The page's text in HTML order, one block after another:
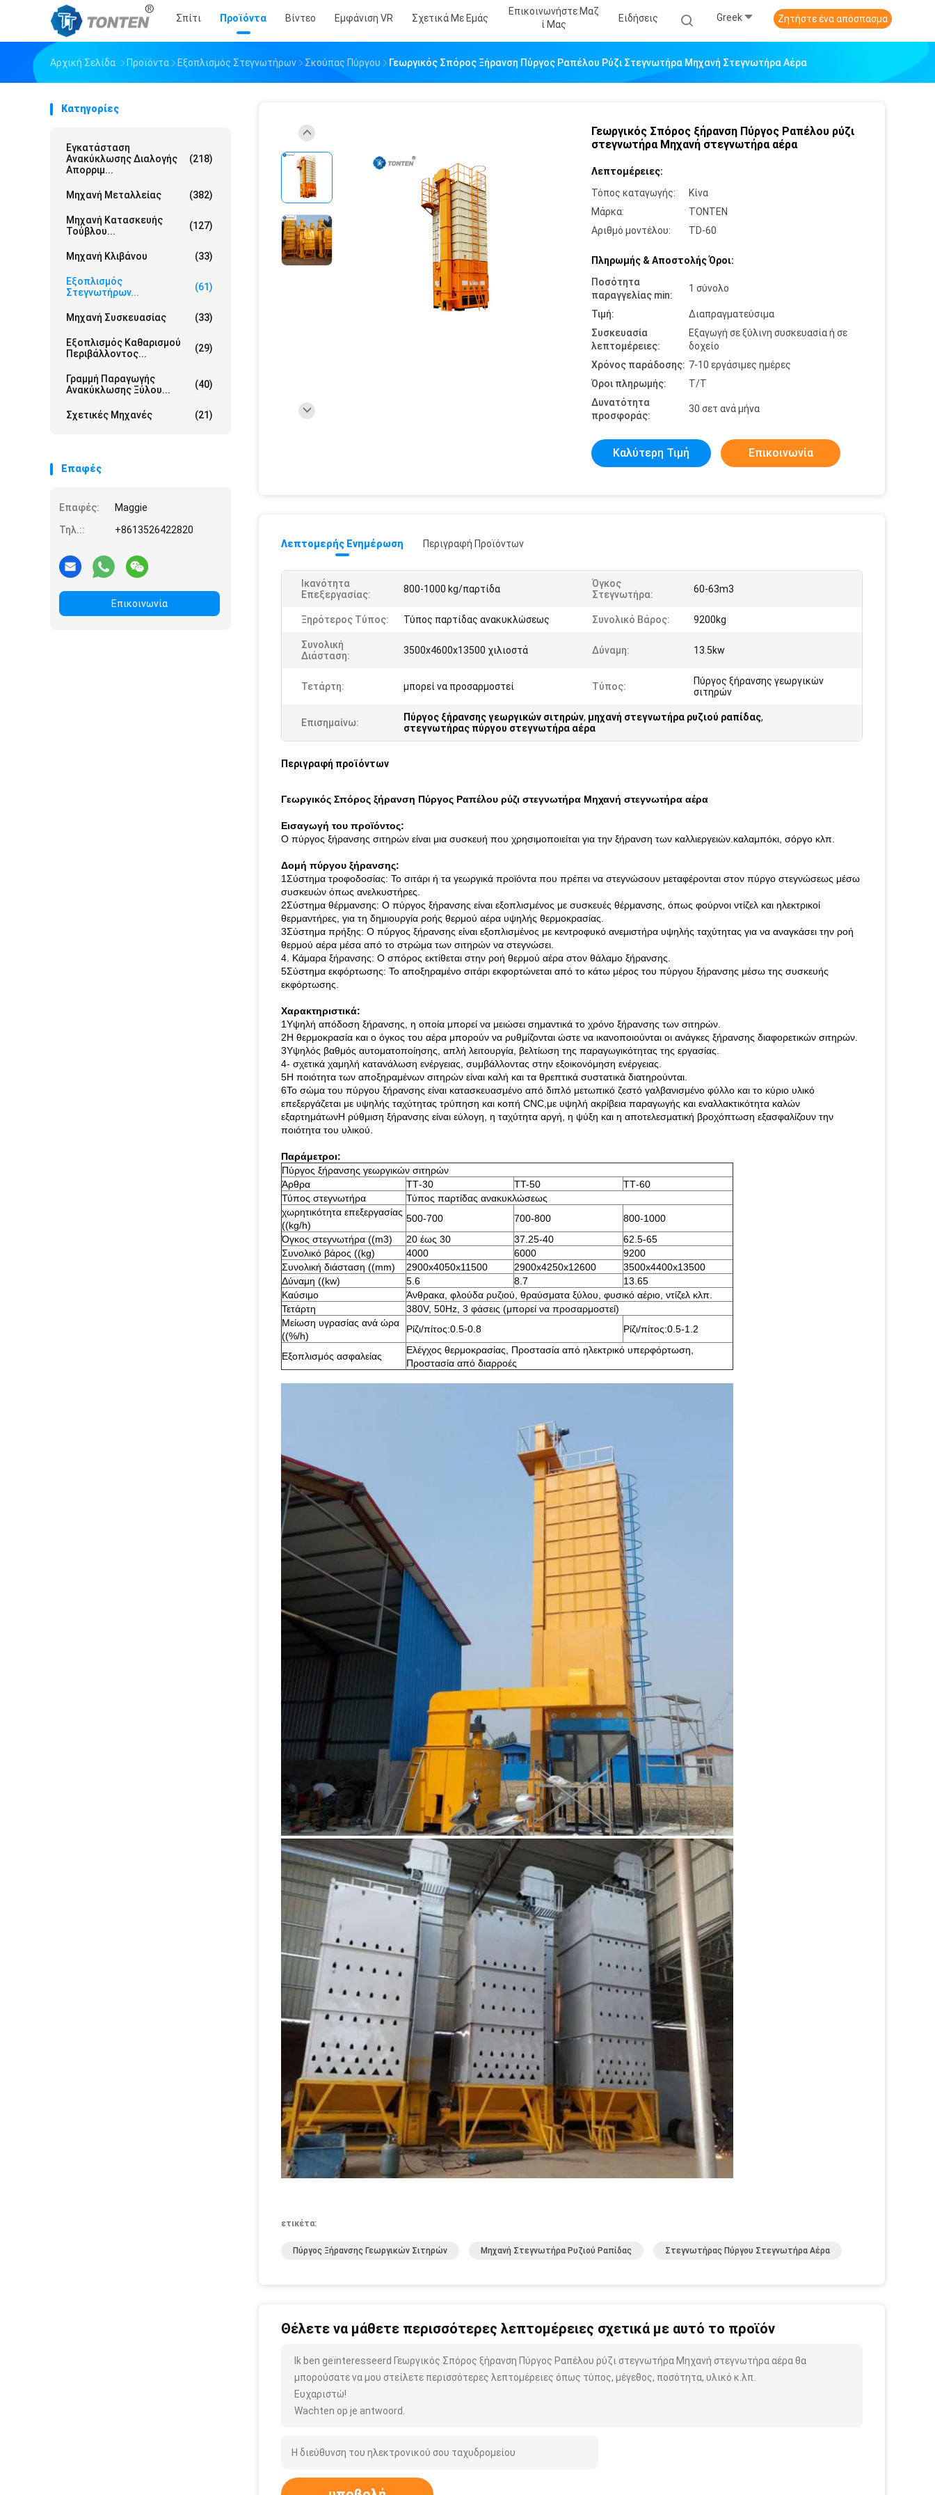
Σπίτι Προϊόντα Βίντεο Εμφάνιση VR Σχετικά Με Εμάς
Επικοινωνήστε Μαζ
Ί Μας
Ειδήσεις Greek Ζητήστε ένα απόσπασμα
Αρχική Σελίδα Προϊόντα Εξοπλισμός Στεγνωτήρων Σκούπας Πύργου Γεωργικός Σπόρος Ξήρανση Πύργος Ραπέλου Ρύζι Στεγνωτήρα Μηχανή Στεγνωτήρα Αέρα
Κατηγορίες
Εγκατάσταση
Ανακύκλωσης Διαλογής
Απορριμ...
(218)
Μηχανή Μεταλλείας (382)
Μηχανή Κατασκευής
Τούβλου...
(127)
Μηχανή Κλιβάνου (33)
Εξοπλισμός
Στεγνωτήρων...
(61)
Μηχανή Συσκευασίας (33)
Εξοπλισμός Καθαρισμού
Περιβάλλοντος...
(29)
Γραμμή Παραγωγής
Ανακύκλωσης Ξύλου...
(40)
Σχετικές Μηχανές (21)
Επαφές
Επαφές:
Maggie
Τηλ.::
+8613526422820
Επικοινωνία
Γεωργικός Σπόρος ξήρανση Πύργος Ραπέλου ρύζι
στεγνωτήρα Μηχανή στεγνωτήρα αέρα
Λεπτομέρειες:
Τόπος καταγωγής:
Κίνα
Μάρκα:
TONTEN
Αριθμό μοντέλου:
TD-60
Πληρωμής & Αποστολής Όροι:
Ποσότητα
παραγγελίας min:
1 σύνολο
Τιμή:
Διαπραγματεύσιμα
Συσκευασία
λεπτομέρειες:
Εξαγωγή σε ξύλινη συσκευασία ή σε
δοχείο
Χρόνος παράδοσης: 7-10 εργάσιμες ημέρες
Όροι πληρωμής:
Τ/Τ
Δυνατότητα
προσφοράς:
30 σετ ανά μήνα
Καλύτερη Τιμή Επικοινωνία
Λεπτομερής Ενημέρωση Περιγραφή Προϊόντων
Ικανότητα
Επεξεργασίας:
800-1000 kg/παρτίδα
Όγκος
Στεγνωτήρα:
60-63m3
Ξηρότερος Τύπος: Τύπος παρτίδας ανακυκλώσεως Συνολικό Βάρος: 9200kg
Συνολική
Διάσταση:
3500x4600x13500 χιλιοστά Δύναμη: 13.5kw
Τετάρτη: μπορεί να προσαρμοστεί Τύπος:
Πύργος ξήρανσης γεωργικών
σιτηρών
Επισημαίνω: Πύργος ξήρανσης γεωργικών σιτηρών, μηχανή στεγνωτήρα ρυζιού ραπίδας,
στεγνωτήρας πύργου στεγνωτήρα αέρα
Περιγραφή προϊόντων
Γεωργικός Σπόρος ξήρανση Πύργος Ραπέλου ρύζι στεγνωτήρα Μηχανή στεγνωτήρα αέρα
Εισαγωγή του προϊόντος:
Ο πύργος ξήρανσης σιτηρών είναι μια συσκευή που χρησιμοποιείται για την ξήρανση των καλλιεργειών.καλαμπόκι, σόργο κλπ.
Δομή πύργου ξήρανσης:
1Σύστημα τροφοδοσίας: Το σιτάρι ή τα γεωργικά προϊόντα που πρέπει να στεγνώσουν μεταφέρονται στον πύργο στεγνώσεως μέσω
συσκευών όπως ανελκυστήρες.
2Σύστημα θέρμανσης: Ο πύργος ξήρανσης είναι εξοπλισμένος με συσκευές θέρμανσης, όπως φούρνοι ντίζελ και ηλεκτρικοί
θερμαντήρες, για τη δημιουργία ροής θερμού αέρα υψηλής θερμοκρασίας.
3Σύστημα πρήξης: Ο πύργος ξήρανσης είναι εξοπλισμένος με κεντροφυκό ανεμιστήρα υψηλής ταχύτητας για να αναγκάσει την ροή
θερμού αέρα μέσα από το στρώμα των σιτηρών να στεγνώσει.
4. Κάμαρα ξήρανσης: Ο σπόρος εκτίθεται στην ροή θερμού αέρα στον θάλαμο ξήρανσης.
5Σύστημα εκφόρτωσης: Το αποξηραμένο σιτάρι εκφορτώνεται από το κάτω μέρος του πύργου ξήρανσης μέσω της συσκευής
εκφόρτωσης.
Χαρακτηριστικά:
1Υψηλή απόδοση ξήρανσης, η οποία μπορεί να μειώσει σημαντικά το χρόνο ξήρανσης των σιτηρών.
2Η θερμοκρασία και ο όγκος του αέρα μπορούν να ρυθμίζονται ώστε να ικανοποιούνται οι ανάγκες ξήρανσης διαφορετικών σιτηρών.
3Υψηλός βαθμός αυτοματοποίησης, απλή λειτουργία, βελτίωση της παραγωγικότητας της εργασίας.
4- σχετικά χαμηλή κατανάλωση ενέργειας, συμβάλλοντας στην εξοικονόμηση ενέργειας.
5Η ποιότητα των αποξηραμένων σιτηρών είναι καλή και τα θρεπτικά συστατικά διατηρούνται.
6Το σώμα του πύργου ξήρανσης είναι κατασκευασμένο από διπλό μετωπικό ζεστό γαλβανισμένο φύλλο και το κύριο υλικό
επεξεργάζεται με υψηλής ταχύτητας τρύπηση και κοπή CNC,με υψηλή ακρίβεια παραγωγής και εναλλακτικότητα καλών
εξαρτημάτωνΗ ρύθμιση ξήρανσης είναι εύλογη, η ταχύτητα αργή, η ψύξη και η αποτελεσματική βροχόπτωση εξασφαλίζουν την
ποιότητα του υλικού.
Παράμετροι:
Πύργος ξήρανσης γεωργικών σιτηρών
Άρθρα
ΤΤ-30 TT-50
ΤΤ-60
Τύπος στεγνωτήρα
Τύπος παρτίδας ανακυκλώσεως
χωρητικότητα επεξεργασίας
((kg/h)
500-700 700-800
800-1000
Όγκος στεγνωτήρα ((m3)
20 έως 30 37.25-40
62.5-65
Συνολικό βάρος ((kg)
4000 6000
9200
Συνολική διάσταση ((mm)
2900x4050x11500 2900x4250x12600
3500x4400x13500
Δύναμη ((kw)
5.6 8.7
13.65
Καύσιμο
Άνθρακα, φλούδα ρυζιού, θραύσματα ξύλου, φυσικό αέριο, ντίζελ κλπ.
Τετάρτη
380V, 50Hz, 3 φάσεις (μπορεί να προσαρμοστεί)
Μείωση υγρασίας ανά ώρα
((%/h)
Ρίζι/πίτος:0.5-0.8 Ρίζι/πίτος:0.5-1.2
Εξοπλισμός ασφαλείας
Ελέγχος θερμοκρασίας, Προστασία από ηλεκτρικό υπερφόρτωση,
Προστασία από διαρροές
ετικέτα:
Πύργος Ξήρανσης Γεωργικών Σιτηρών Μηχανή Στεγνωτήρα Ρυζιού Ραπίδας Στεγνωτήρας Πύργου Στεγνωτήρα Αέρα
Θέλετε να μάθετε περισσότερες λεπτομέρειες σχετικά με αυτό το προϊόν
Ik ben geïnteresseerd Γεωργικός Σπόρος ξήρανση Πύργος Ραπέλου ρύζι στεγνωτήρα Μηχανή στεγνωτήρα αέρα θα
μπορούσατε να μου στείλετε περισσότερες λεπτομέρειες όπως τύπος, μέγεθος, ποσότητα, υλικό κ.λπ.
Ευχαριστώ!
Wachten op je antwoord.